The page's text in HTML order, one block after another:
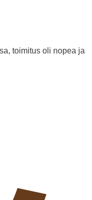
toimitus oli nopea ja